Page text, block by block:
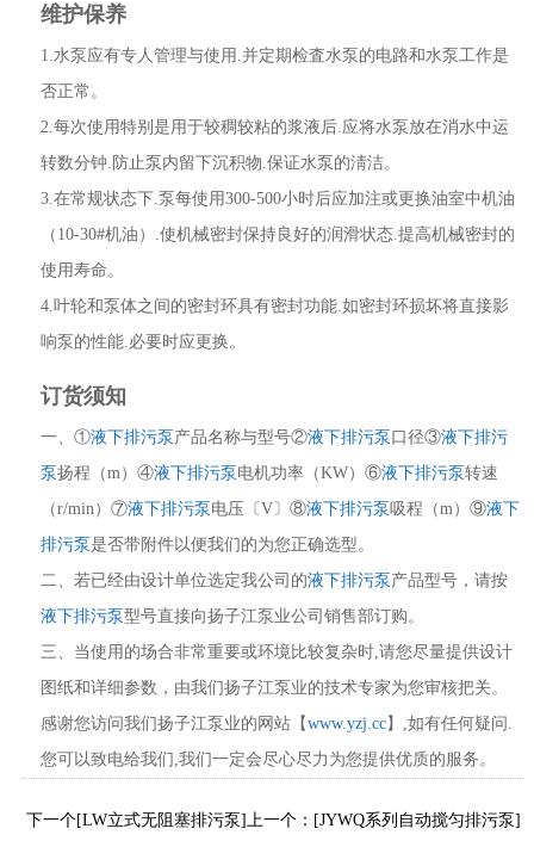
维护保养
1.水泵应有专人管理与使用.并定期检査水泵的电路和水泵工作是
否正常。
2.每次使用特别是用于较稠较粘的浆液后.应将水泵放在消水中运
转数分钟.防止泵内留下沉积物.保证水泵的淸洁。
3.在常规状态下.泵每使用300-500小时后应加注或更换油室中机油
（10-30#机油）.使机械密封保持良好的润滑状态.提高机械密封的
使用寿命。
4.叶轮和泵体之间的密封环具有密封功能.如密封环损坏将直接影
响泵的性能.必要时应更换。
订货须知
一、①液下排污泵产品名称与型号②液下排污泵口径③液下排污
泵扬程（m）④液下排污泵电机功率（KW）⑥液下排污泵转速
（r/min）⑦液下排污泵电压〔V〕⑧液下排污泵吸程（m）⑨液下
排污泵是否带附件以便我们的为您正确选型。
二、若已经由设计单位选定我公司的液下排污泵产品型号，请按
液下排污泵型号直接向扬子江泵业公司销售部订购。
三、当使用的场合非常重要或环境比较复杂时,请您尽量提供设计
图纸和详细参数，由我们扬子江泵业的技术专家为您审核把关。
感谢您访问我们扬子江泵业的网站【www.yzj.cc】,如有任何疑问.
您可以致电给我们,我们一定会尽心尽力为您提供优质的服务。
下一个[LW立式无阻塞排污泵] 上一个：[JYWQ系列自动搅匀排污泵]